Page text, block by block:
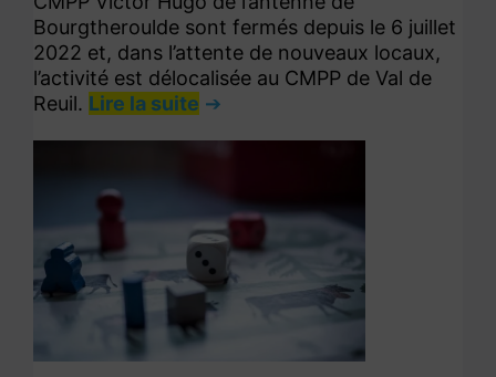
Bourgtheroulde sont fermés depuis le 6 juillet
2022 et, dans l’attente de nouveaux locaux,
l’activité est délocalisée au CMPP de Val de
Reuil. Lire la suite